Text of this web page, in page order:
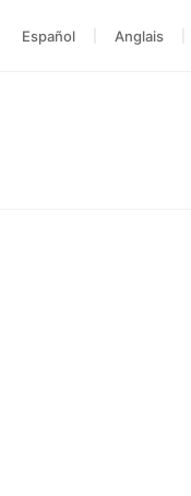
Anglais
Español